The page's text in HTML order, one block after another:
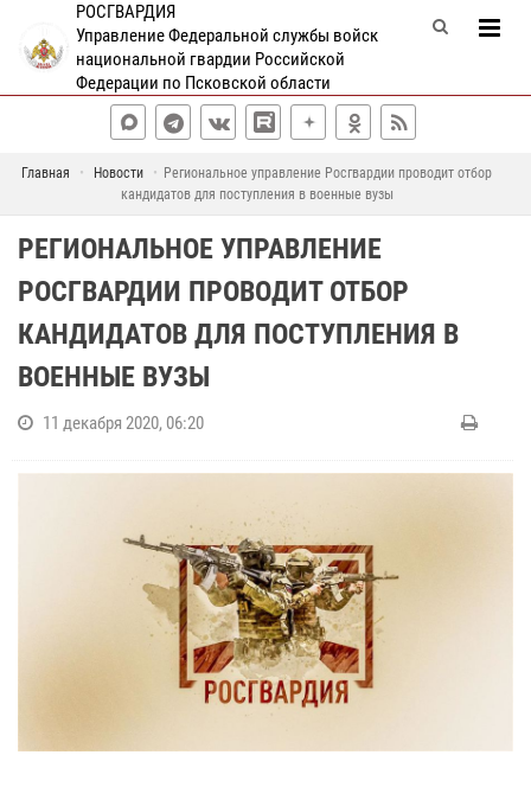
РОСГВАРДИЯ
Управление Федеральной службы войск
национальной гвардии Российской
Федерации по Псковской области
Главная Новости
Региональное управление Росгвардии проводит отбор
кандидатов для поступления в военные вузы
РЕГИОНАЛЬНОЕ УПРАВЛЕНИЕ
РОСГВАРДИИ ПРОВОДИТ ОТБОР
КАНДИДАТОВ ДЛЯ ПОСТУПЛЕНИЯ В
ВОЕННЫЕ ВУЗЫ
11 декабря 2020, 06:20